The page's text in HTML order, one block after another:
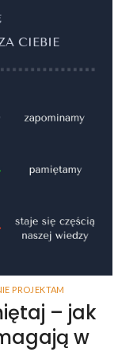
PROJEKTAM
– jak
w